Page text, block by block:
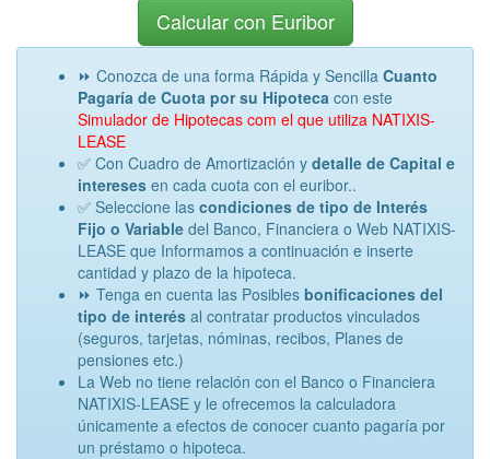
Calcular con Euribor
⏩ Conozca de una forma Rápida y Sencilla Cuanto
Pagaría de Cuota por su Hipoteca con este
Simulador de Hipotecas com el que utiliza NATIXIS-
LEASE
✅ Con Cuadro de Amortización y detalle de Capital e
intereses en cada cuota con el euribor..
✅ Seleccione las condiciones de tipo de Interés
Fijo o Variable del Banco, Financiera o Web NATIXIS-
LEASE que Informamos a continuación e inserte
cantidad y plazo de la hipoteca.
⏩ Tenga en cuenta las Posibles bonificaciones del
tipo de interés al contratar productos vinculados
(seguros, tarjetas, nóminas, recibos, Planes de
pensiones etc.)
La Web no tiene relación con el Banco o Financiera
NATIXIS-LEASE y le ofrecemos la calculadora
únicamente a efectos de conocer cuanto pagaría por
un préstamo o hipoteca.